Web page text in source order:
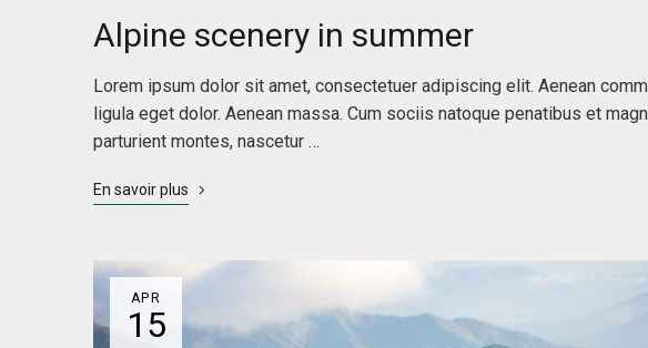
Alpine scenery in summer
Lorem ipsum dolor sit amet, consectetuer adipiscing elit. Aenean
ligula eget dolor. Aenean massa. Cum sociis natoque penatibus et
parturient montes, nascetur …
En savoir plus
APR
15